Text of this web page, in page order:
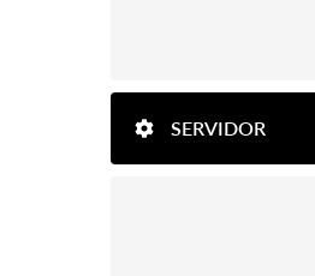
SERVIDOR